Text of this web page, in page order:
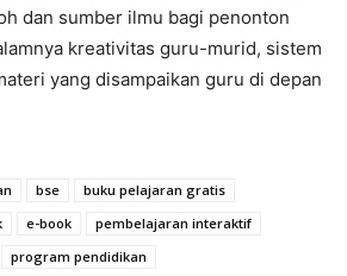
dan sumber ilmu bagi penonton
kreativitas guru-murid, sistem
yang disampaikan guru di depan
bse
buku pelajaran gratis
e-book
pembelajaran interaktif
program pendidikan